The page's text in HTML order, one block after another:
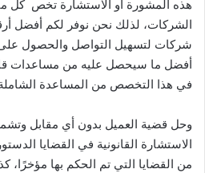
هذه المشورة أو الاستشارة تخص كل
الشركات، لذلك نحن نوفر لكم أفضل
شركات لتسهيل التواصل والحصول على
أفضل ما سيحصل عليه من مساعدات
في هذا التخصص من المساعدة
وحل قضية العميل بدون أي مقابل
الاستشارة القانونية في القضايا
من القضايا التي تم الحكم بها مؤخرًا،